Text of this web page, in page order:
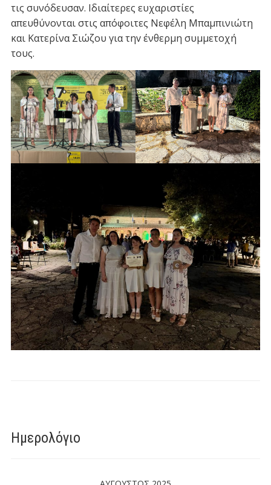
Ημερολόγιο
τις συνόδευσαν. Ιδιαίτερες ευχαριστίες
απευθύνονται στις απόφοιτες Νεφέλη Μπαμπινιώτη
και Κατερίνα Σιώζου για τηv ένθερμη συμμετοχή
τους.